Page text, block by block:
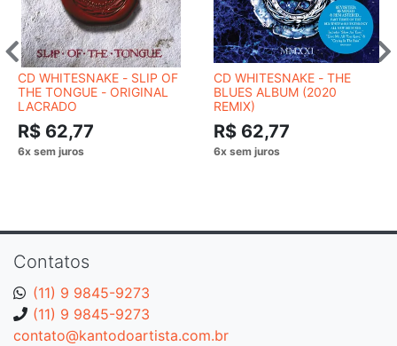
CD WHITESNAKE - SLIP OF
THE TONGUE - ORIGINAL
LACRADO
R$ 62,77
CD WHITESNAKE - THE
BLUES ALBUM (2020
REMIX)
R$ 62,77
Contatos
(11) 9 9845-9273
(11) 9 9845-9273
contato@kantodoartista.com.br